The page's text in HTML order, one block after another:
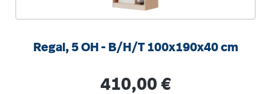
Regal, 5 OH - B/H/T 100x190x40 cm
Regulärer Preis:
410,00 €